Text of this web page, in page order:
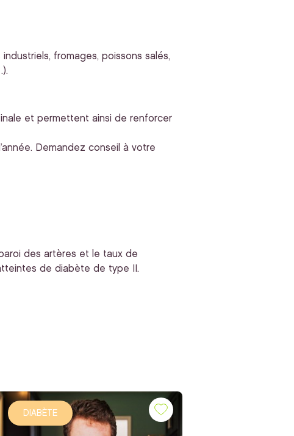
fromages, poissons salés,
et permettent ainsi de renforcer
Demandez conseil à votre
des artères et le taux de
de diabète de type II.
DIABÈTE